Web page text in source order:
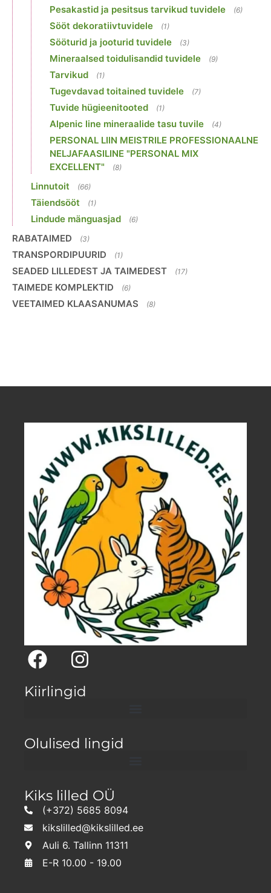
Pesakastid ja pesitsus tarvikud tuvidele (6)
Sööt dekoratiivtuvidele (1)
Sööturid ja jooturid tuvidele (3)
Mineraalsed toidulisandid tuvidele (9)
Tarvikud (1)
Tugevdavad toitained tuvidele (7)
Tuvide hügieenitooted (1)
Alpenic line mineraalide tasu tuvile (4)
PERSONAL LIIN MEISTRILE PROFESSIONAALNE
NELJAFAASILINE "PERSONAL MIX
EXCELLENT"
(8)
Linnutoit (66)
Täiendsööt (1)
Lindude mänguasjad (6)
RABATAIMED (3)
TRANSPORDIPUURID (1)
SEADED LILLEDEST JA TAIMEDEST (17)
TAIMEDE KOMPLEKTID (6)
VEETAIMED KLAASANUMAS (8)
Kiirlingid
Olulised lingid
Kiks lilled OÜ
(+372) 5685 8094
kikslilled@kikslilled.ee
Auli 6. Tallinn 11311
E-R 10.00 - 19.00